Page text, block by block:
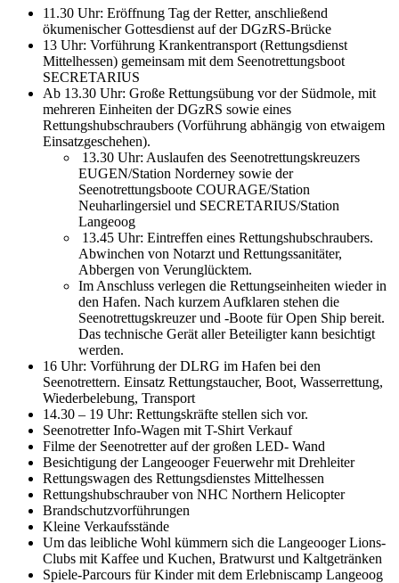
11.30 Uhr: Eröffnung Tag der Retter, anschließend
ökumenischer Gottesdienst auf der DGzRS-Brücke
13 Uhr: Vorführung Krankentransport (Rettungsdienst
Mittelhessen) gemeinsam mit dem Seenotrettungsboot
SECRETARIUS
Ab 13.30 Uhr: Große Rettungsübung vor der Südmole, mit
mehreren Einheiten der DGzRS sowie eines
Rettungshubschraubers (Vorführung abhängig von etwaigem
Einsatzgeschehen).
13.30 Uhr: Auslaufen des Seenotrettungskreuzers
EUGEN/Station Norderney sowie der
Seenotrettungsboote COURAGE/Station
Neuharlingersiel und SECRETARIUS/Station
Langeoog
13.45 Uhr: Eintreffen eines Rettungshubschraubers.
Abwinchen von Notarzt und Rettungssanitäter,
Abbergen von Verunglücktem.
Im Anschluss verlegen die Rettungseinheiten wieder in
den Hafen. Nach kurzem Aufklaren stehen die
Seenotrettugskreuzer und -Boote für Open Ship bereit.
Das technische Gerät aller Beteiligter kann besichtigt
werden.
16 Uhr: Vorführung der DLRG im Hafen bei den
Seenotrettern. Einsatz Rettungstaucher, Boot, Wasserrettung,
Wiederbelebung, Transport
14.30 – 19 Uhr: Rettungskräfte stellen sich vor.
Seenotretter Info-Wagen mit T-Shirt Verkauf
Filme der Seenotretter auf der großen LED- Wand
Besichtigung der Langeooger Feuerwehr mit Drehleiter
Rettungswagen des Rettungsdienstes Mittelhessen
Rettungshubschrauber von NHC Northern Helicopter
Brandschutzvorführungen
Kleine Verkaufsstände
Um das leibliche Wohl kümmern sich die Langeooger Lions-
Clubs mit Kaffee und Kuchen, Bratwurst und Kaltgetränken
Spiele-Parcours für Kinder mit dem Erlebniscamp Langeoog